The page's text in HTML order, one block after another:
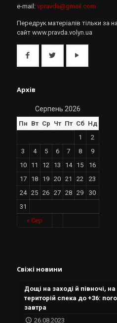
e-mail: vpravda@gmail.com
Передрук матеріалів тільки за
сайт www.pravda.volyn.ua
Архів
Серпень 2026
Пн Вт Ср Чт Пт Сб Нд
« Сер
1
2
3
4 5 6 7 8
9
10
11 12 13 14 15
16
17
18 19 20 21 22
23
24
25 26 27 28 29
30
31
Свіжі новини
Дощі на заході й півночі, на
територій спека до +36:
завтра
26.08.2023